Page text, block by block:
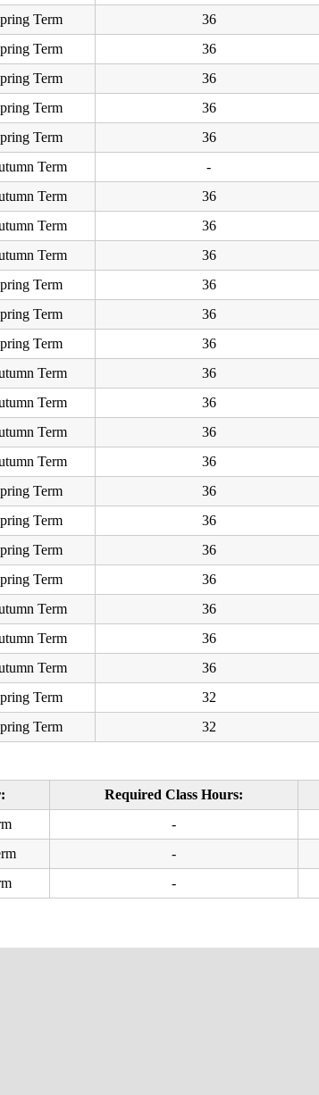
Term 36
Term 36
Term 36
Term 36
Term 36
Term -
Term 36
Term 36
Term 36
Term 36
Term 36
Term 36
Term 36
Term 36
Term 36
Term 36
Term 36
Term 36
Term 36
Term 36
Term 36
Term 36
Term 36
Term 32
Term 32
Required Class Hours:
-
-
-